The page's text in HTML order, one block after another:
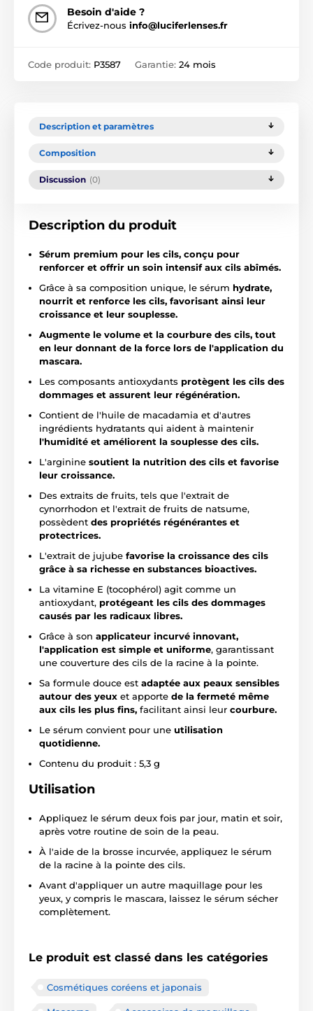
Besoin d'aide ?
Écrivez-nous info@luciferlenses.fr
Code produit: P3587 Garantie: 24 mois
Description et paramètres
Composition
Discussion (0)
Description du produit
Sérum premium pour les cils, conçu pour
renforcer et offrir un soin intensif aux cils abîmés.
Grâce à sa composition unique, le sérum hydrate,
nourrit et renforce les cils, favorisant ainsi leur
croissance et leur souplesse.
Augmente le volume et la courbure des cils, tout
en leur donnant de la force lors de l'application du
mascara.
Les composants antioxydants protègent les cils des
dommages et assurent leur régénération.
Contient de l'huile de macadamia et d'autres
ingrédients hydratants qui aident à maintenir
l'humidité et améliorent la souplesse des cils.
L'arginine soutient la nutrition des cils et favorise
leur croissance.
Des extraits de fruits, tels que l'extrait de
cynorrhodon et l'extrait de fruits de natsume,
possèdent des propriétés régénérantes et
protectrices.
L'extrait de jujube favorise la croissance des cils
grâce à sa richesse en substances bioactives.
La vitamine E (tocophérol) agit comme un
antioxydant, protégeant les cils des dommages
causés par les radicaux libres.
Grâce à son applicateur incurvé innovant,
l'application est simple et uniforme, garantissant
une couverture des cils de la racine à la pointe.
Sa formule douce est adaptée aux peaux sensibles
autour des yeux et apporte de la fermeté même
aux cils les plus fins, facilitant ainsi leur courbure.
Le sérum convient pour une utilisation
quotidienne.
Contenu du produit : 5,3 g
Utilisation
Appliquez le sérum deux fois par jour, matin et soir,
après votre routine de soin de la peau.
À l'aide de la brosse incurvée, appliquez le sérum
de la racine à la pointe des cils.
Avant d'appliquer un autre maquillage pour les
yeux, y compris le mascara, laissez le sérum sécher
complètement.
Le produit est classé dans les catégories
Cosmétiques coréens et japonais